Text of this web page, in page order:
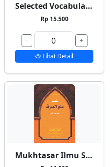
Selected Vocabularies 2
Rp 15.500
-
+
Lihat Detail
Mukhtasar Ilmu Shorf